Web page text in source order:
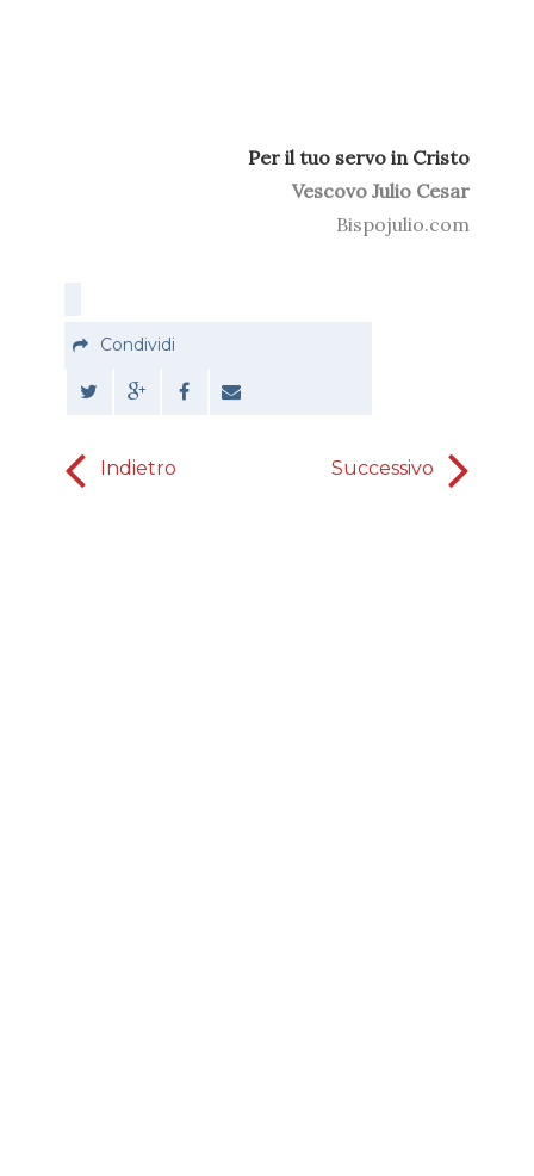
Per il tuo servo in Cristo
Vescovo Julio Cesar
Bispojulio.com
Condividi
Indietro Successivo